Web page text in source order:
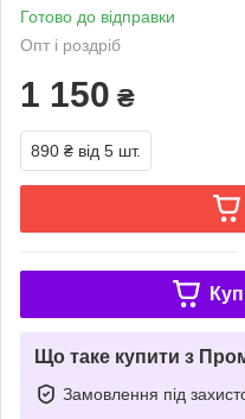
Готово до відправки
Опт і роздріб
1 150 ₴
890 ₴ від 5 шт.
Що таке купити з
Замовлення під